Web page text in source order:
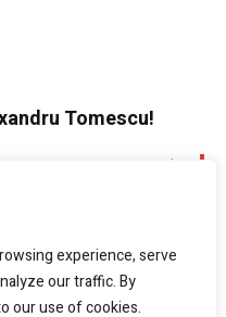
experience, serve
our traffic. By
our use of cookies.
Tomescu!